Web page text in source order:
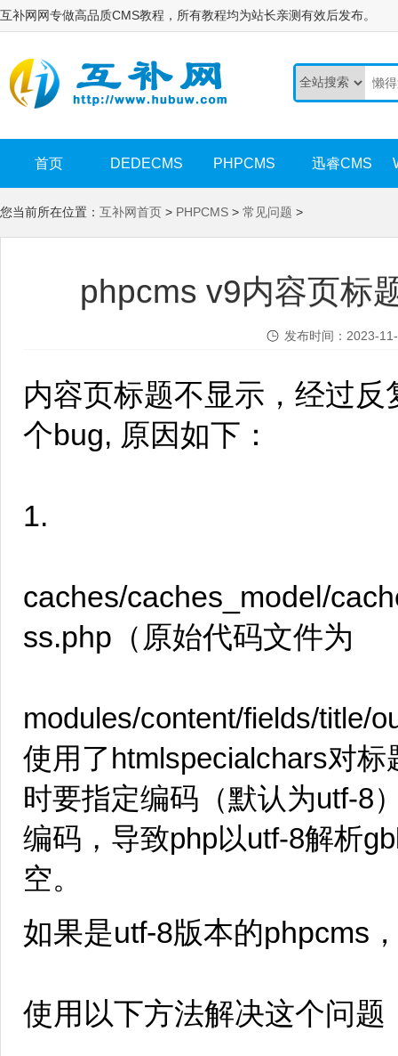
互补网网专做高品质CMS教程，所有教程均为站长亲测有效后发布。
首页 DEDECMS PHPCMS 迅睿CMS
您当前所在位置： 互补网首页 > PHPCMS > 常见问题 >
phpcms v9内容页标
发布时间：2023-
内容页标题不显示，经过
个bug, 原因如下：
1.
caches/caches_model/
ss.php（原始代码文件为
modules/content/fields/title/
使用了htmlspecialchars对
时要指定编码（默认为utf-8
编码，导致php以utf-8解析
空。
如果是utf-8版本的phpcms
使用以下方法解决这个问题